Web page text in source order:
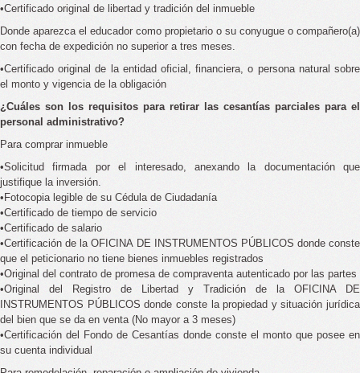
•Certificado original de libertad y tradición del inmueble
Donde aparezca el educador como propietario o su conyugue o compañero(a)
con fecha de expedición no superior a tres meses.
•Certificado original de la entidad oficial, financiera, o persona natural sobre
el monto y vigencia de la obligación
¿Cuáles son los requisitos para retirar las cesantías parciales para el
personal administrativo?
Para comprar inmueble
•Solicitud firmada por el interesado, anexando la documentación que
justifique la inversión.
•Fotocopia legible de su Cédula de Ciudadanía
•Certificado de tiempo de servicio
•Certificado de salario
•Certificación de la OFICINA DE INSTRUMENTOS PÚBLICOS donde conste
que el peticionario no tiene bienes inmuebles registrados
•Original del contrato de promesa de compraventa autenticado por las partes
•Original del Registro de Libertad y Tradición de la OFICINA DE
INSTRUMENTOS PÚBLICOS donde conste la propiedad y situación jurídica
del bien que se da en venta (No mayor a 3 meses)
•Certificación del Fondo de Cesantías donde conste el monto que posee en
su cuenta individual